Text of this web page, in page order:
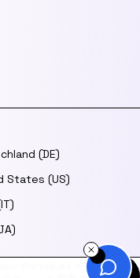
(DE)
States (US)
Polski